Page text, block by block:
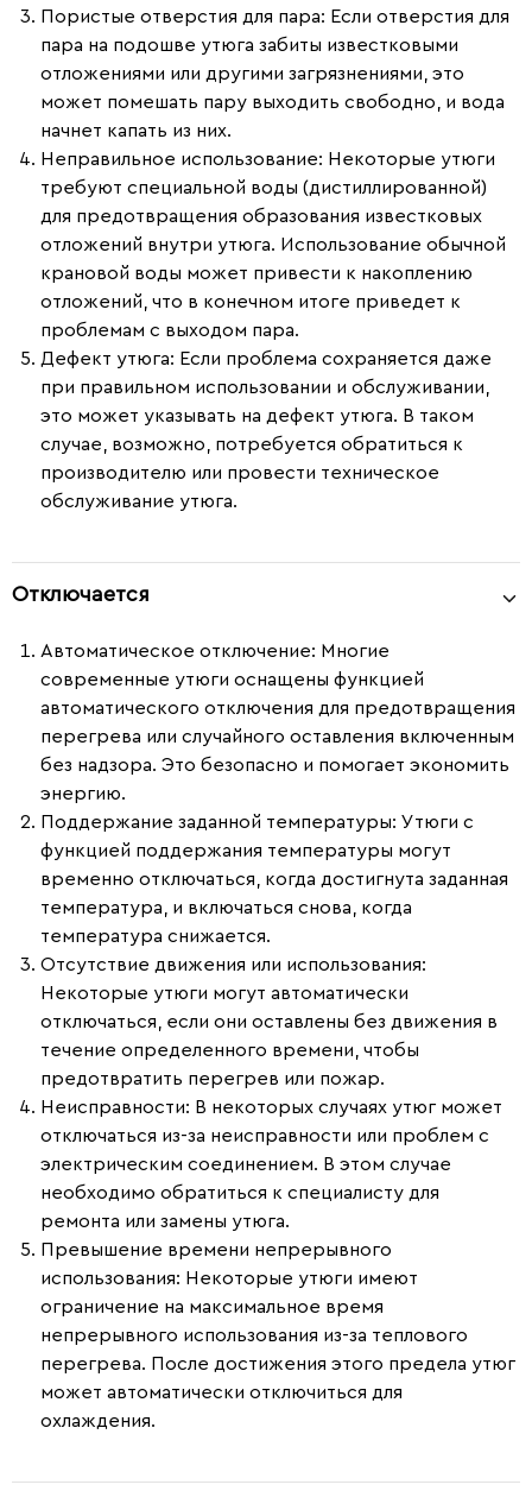
Пористые отверстия для пара: Если отверстия для
пара на подошве утюга забиты известковыми
отложениями или другими загрязнениями, это
может помешать пару выходить свободно, и вода
начнет капать из них.
Неправильное использование: Некоторые утюги
требуют специальной воды (дистиллированной)
для предотвращения образования известковых
отложений внутри утюга. Использование обычной
крановой воды может привести к накоплению
отложений, что в конечном итоге приведет к
проблемам с выходом пара.
Дефект утюга: Если проблема сохраняется даже
при правильном использовании и обслуживании,
это может указывать на дефект утюга. В таком
случае, возможно, потребуется обратиться к
производителю или провести техническое
обслуживание утюга.
Отключается
Автоматическое отключение: Многие
современные утюги оснащены функцией
автоматического отключения для предотвращения
перегрева или случайного оставления включенным
без надзора. Это безопасно и помогает экономить
энергию.
Поддержание заданной температуры: Утюги с
функцией поддержания температуры могут
временно отключаться, когда достигнута заданная
температура, и включаться снова, когда
температура снижается.
Отсутствие движения или использования:
Некоторые утюги могут автоматически
отключаться, если они оставлены без движения в
течение определенного времени, чтобы
предотвратить перегрев или пожар.
Неисправности: В некоторых случаях утюг может
отключаться из-за неисправности или проблем с
электрическим соединением. В этом случае
необходимо обратиться к специалисту для
ремонта или замены утюга.
Превышение времени непрерывного
использования: Некоторые утюги имеют
ограничение на максимальное время
непрерывного использования из-за теплового
перегрева. После достижения этого предела утюг
может автоматически отключиться для
охлаждения.